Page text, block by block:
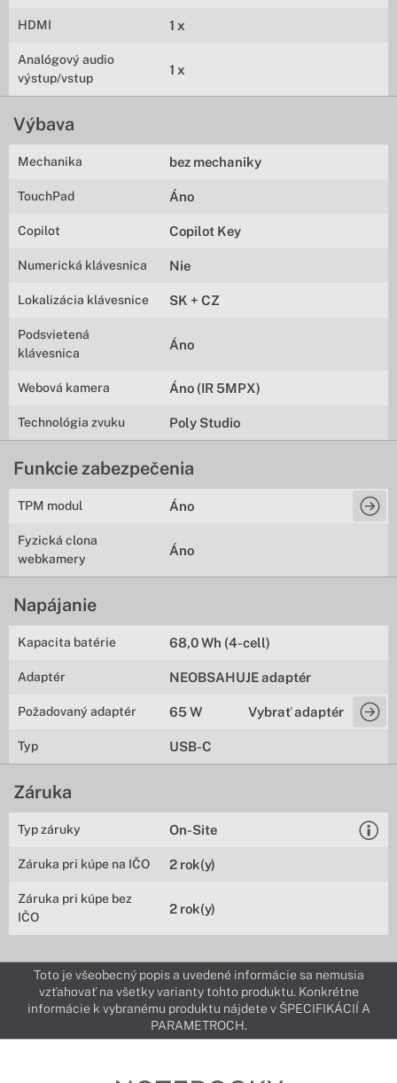
HDMI 1 x
Analógový audio
výstup/vstup
1 x
Výbava
Mechanika bez mechaniky
TouchPad Áno
Copilot Copilot Key
Numerická klávesnica Nie
Lokalizácia klávesnice SK + CZ
Podsvietená
klávesnica
Áno
Webová kamera Áno (IR 5MPX)
Technológia zvuku Poly Studio
Funkcie zabezpečenia
TPM modul Áno
Fyzická clona
webkamery
Áno
Napájanie
Kapacita batérie 68,0 Wh (4-cell)
Adaptér NEOBSAHUJE adaptér
Požadovaný adaptér 65 W Vybrať adaptér
Typ USB-C
Záruka
Typ záruky On-Site
Záruka pri kúpe na IČO 2 rok(y)
Záruka pri kúpe bez
IČO
2 rok(y)
Toto je všeobecný popis a uvedené informácie sa nemusia
vzťahovať na všetky varianty tohto produktu. Konkrétne
informácie k vybranému produktu nájdete v ŠPECIFIKÁCIÍ A
PARAMETROCH.